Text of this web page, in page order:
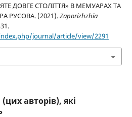
ДОВГЕ СТОЛІТТЯ» В МЕМУАРАХ ТА
РУСОВА. (2021).Zaporizhzhia
journal/article/view/2291
авторів), які